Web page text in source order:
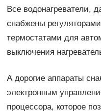
Все водонагреватели,
снабжены
термостатами для
выключения
А дорогие аппараты
электронным
процессора, которое